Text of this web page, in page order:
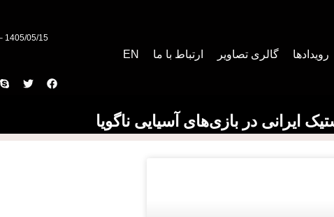
رویدادها گالری تصاویر ارتباط با ما EN
1405/05/15 – 10:15 ق.ظ